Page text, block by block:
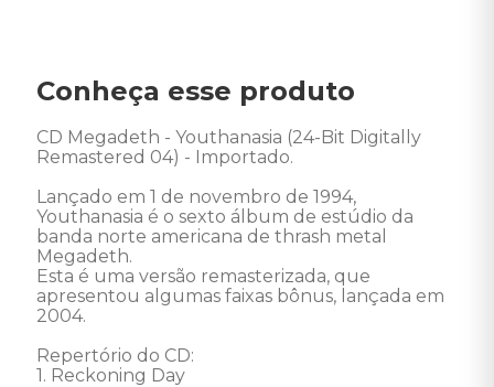
Conheça esse produto
CD Megadeth - Youthanasia (24-Bit Digitally
Remastered 04) - Importado.
Lançado em 1 de novembro de 1994,
Youthanasia é o sexto álbum de estúdio da
banda norte americana de thrash metal
Megadeth.
Esta é uma versão remasterizada, que
apresentou algumas faixas bônus, lançada em
2004.
Repertório do CD:
1. Reckoning Day